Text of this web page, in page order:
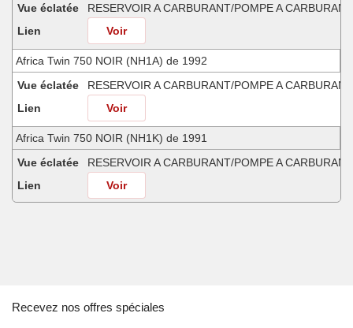
Vue éclatée
RESERVOIR A CARBURANT/POMPE A CARBURANT
Lien
Voir
Africa Twin 750 NOIR (NH1A) de 1992
Vue éclatée
RESERVOIR A CARBURANT/POMPE A CARBURANT
Lien
Voir
Africa Twin 750 NOIR (NH1K) de 1991
Vue éclatée
RESERVOIR A CARBURANT/POMPE A CARBURANT
Lien
Voir
RESERVOIR A CARBURANT/POMPE A CARBURANT
Recevez nos offres spéciales